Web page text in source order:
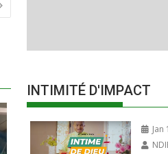
INTIMITÉ D'IMPACT
Jan